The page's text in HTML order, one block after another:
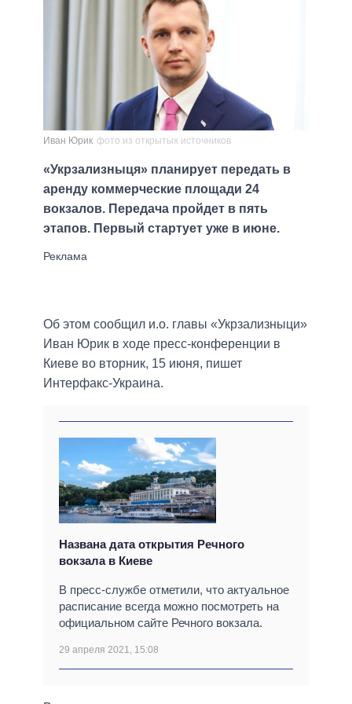
Иван Юрик фото из открытых источников
«Укрзализныця» планирует передать в
аренду коммерческие площади 24
вокзалов. Передача пройдет в пять
этапов. Первый стартует уже в июне.
Об этом сообщил и.о. главы «Укрзализныци»
Иван Юрик в ходе пресс-конференции в
Киеве во вторник, 15 июня, пишет
Интерфакс-Украина.
Названа дата открытия Речного
вокзала в Киеве
В пресс-службе отметили, что актуальное
расписание всегда можно посмотреть на
официальном сайте Речного вокзала.
29 апреля 2021, 15:08